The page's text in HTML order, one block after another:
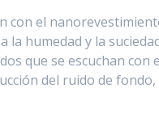
con el
la humedad y la
que se escuchan con
del ruido de